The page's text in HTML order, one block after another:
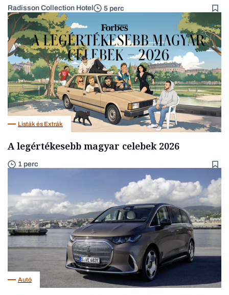
Radisson Collection Hotel 5 perc
Listák és Extrák
A legértékesebb magyar celebek 2026
1 perc
Autó